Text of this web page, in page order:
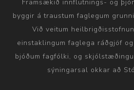
Framsækið innflutnings- og
byggir á traustum faglegum
Við veitum
einstaklingum faglega ráðgjöf
bjóðum fagfólki, og
sýningarsal okkar að